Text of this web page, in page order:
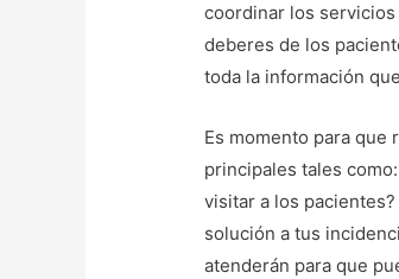
coordinar los
deberes de los
toda la información
Es momento para que
principales tales
visitar a los
solución a tus
atenderán para que